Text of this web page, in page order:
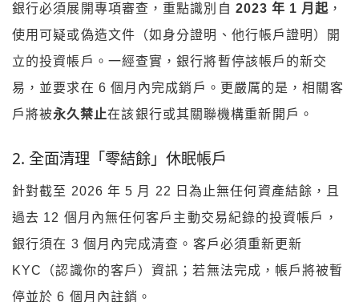
銀行必須展開專項審查，重點識別自 2023 年 1 月起 ，
使用可疑或偽造文件（如身分證明、他行帳戶證明）開
立的投資帳戶。一經查實，銀行將暫停該帳戶的新交
易，並要求在 6 個月內完成銷戶。更嚴厲的是，相關客
戶將被永久禁止在該銀行或其關聯機構重新開戶。
2. 全面清理「零結餘」休眠帳戶
針對截至 2026 年 5 月 22 日為止無任何資產結餘，且
過去 12 個月內無任何客戶主動交易紀錄的投資帳戶，
銀行須在 3 個月內完成清查。客戶必須重新更新
KYC（認識你的客戶）資訊；若無法完成，帳戶將被暫
停並於 6 個月內註銷。